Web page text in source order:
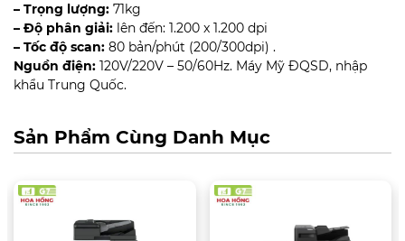
– Trọng lượng: 71kg
– Độ phân giải: lên đến: 1.200 x 1.200 dpi
– Tốc độ scan: 80 bản/phút (200/300dpi) .
Nguồn điện: 120V/220V – 50/60Hz. Máy Mỹ ĐQSD, nhập
khẩu Trung Quốc.
Sản Phẩm Cùng Danh Mục